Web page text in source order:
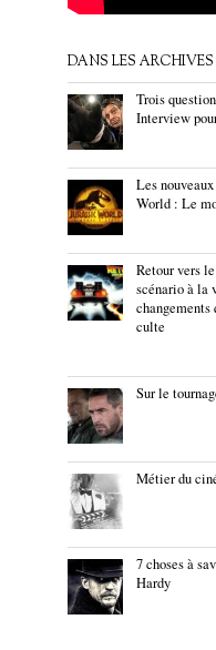
DANS LES ARCHIVES
Trois
Interview
Les
World : Le
Retour vers
scénario à la
culte
Sur le
Métier du
7 choses à
Hardy